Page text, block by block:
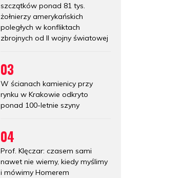
szczątków ponad 81 tys.
żołnierzy amerykańskich
poległych w konfliktach
zbrojnych od II wojny światowej
03
W ścianach kamienicy przy
rynku w Krakowie odkryto
ponad 100-letnie szyny
04
Prof. Klęczar: czasem sami
nawet nie wiemy, kiedy myślimy
i mówimy Homerem